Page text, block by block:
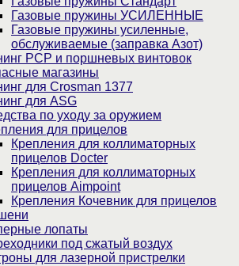
Газовые пружины УСИЛЕННЫЕ
Газовые пружины усиленные,
обслуживаемые (заправка Азот)
PCP и поршневых винтовок
магазины
для Crosman 1377
для ASG
по уходу за оружием
для прицелов
Крепления для коллиматорных
прицелов Docter
Крепления для коллиматорных
прицелов Aimpoint
Крепления Кочевник для прицелов
лопаты
под сжатый воздух
для лазерной пристрелки